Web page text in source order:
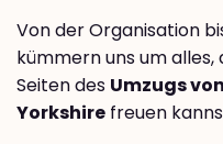
Von der Organisation
kümmern uns um
Seiten des Umzugs
Yorkshire freuen